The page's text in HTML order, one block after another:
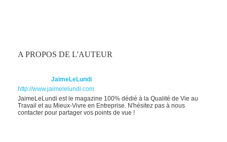
A PROPOS DE L'AUTEUR
JaimeLeLundi
http://www.jaimelelundi.com
JaimeLeLundi est le magazine 100% dédié à la Qualité de Vie au
Travail et au Mieux-Vivre en Entreprise. N'hésitez pas à nous
contacter pour partager vos points de vue !